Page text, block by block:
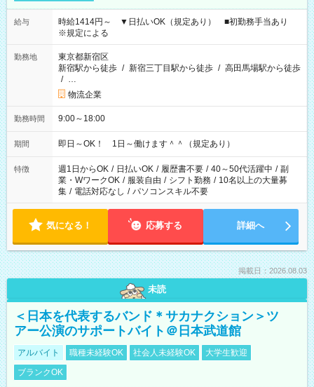
給与
時給1414円～ ▼日払いOK（規定あり） ■初勤務手当あり
※規定による
勤務地
東京都新宿区
新宿駅から徒歩 / 新宿三丁目駅から徒歩 / 高田馬場駅から徒歩
/ …
物流企業
勤務時間 9:00～18:00
期間 即日～OK！ 1日～働けます＾＾（規定あり）
特徴 週1日からOK / 日払いOK / 履歴書不要 / 40～50代活躍中 / 副
業・WワークOK / 服装自由 / シフト勤務 / 10名以上の大量募
集 / 電話対応なし / パソコンスキル不要
気になる！ 応募する 詳細へ
掲載日：2026.08.03
未読
＜日本を代表するバンド＊サカナクション＞ツ
アー公演のサポートバイト＠日本武道館
アルバイト 職種未経験OK 社会人未経験OK
大学生歓迎
ブランクOK